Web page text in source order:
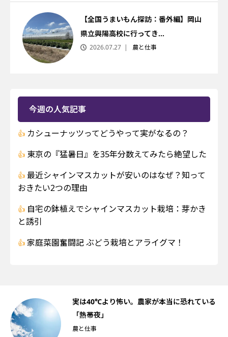
【全国うまいもん探訪：番外編】岡山
県立興陽高校に行ってき...
2026.07.27 農と仕事
今週の人気記事
カシューナッツってどうやって実がなるの？
東京の『猛暑日』を35年分数えてみたら絶望した
最近シャインマスカットが安いのはなぜ？知って
おきたい2つの理由
自宅の鉢植えでシャインマスカット栽培：芽かき
と誘引
家庭菜園奮闘記 ぶどう栽培とアライグマ！
実は40℃より怖い。農家が本当に恐れている
「熱帯夜」
農と仕事